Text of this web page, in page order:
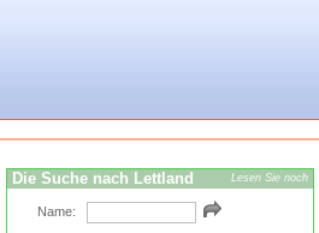
Die Suche nach Lettland Lesen Sie noch
Name: